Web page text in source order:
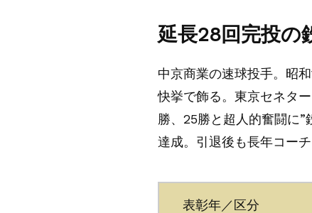
延長28回完投の
中京商業の速球投手。昭
快挙で飾る。東京セネタ
勝、25勝と超人的奮闘に
達成。引退後も長年コー
表彰年／区分